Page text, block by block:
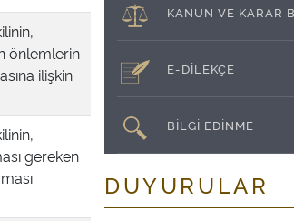
önlemlerin
ilişkin
gereken
KANUN VE KARAR
E-DİLEKÇE
BİLGİ EDİNME
DUYURULAR